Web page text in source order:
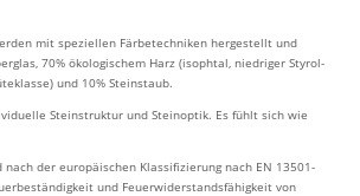
mit speziellen Färbetechniken hergestellt und
70% ökologischem Harz (isophtal, niedriger Styrol-
und 10% Steinstaub.
Steinstruktur und Steinoptik. Es fühlt sich wie
nach der europäischen Klassifizierung nach EN 13501-
und Feuerwiderstandsfähigkeit von